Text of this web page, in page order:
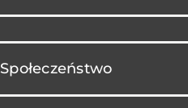
Społeczeństwo